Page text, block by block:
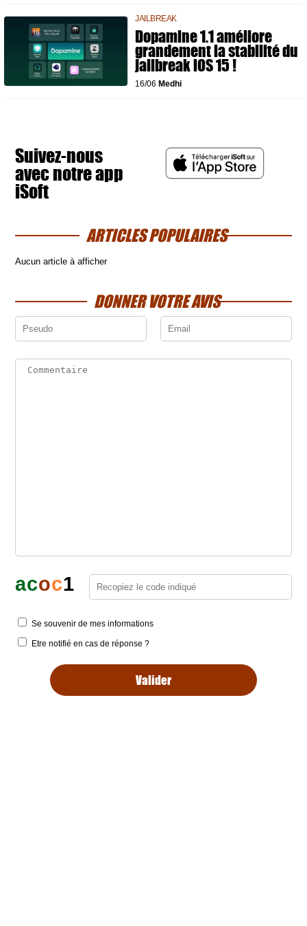
JAILBREAK
Dopamine 1.1 améliore
grandement la stabilité du
jailbreak iOS 15 !
16/06 Medhi
Suivez-nous
avec notre app
iSoft
ARTICLES POPULAIRES
Aucun article à afficher
DONNER VOTRE AVIS
acoc1
Se souvenir de mes informations
Etre notifié en cas de réponse ?